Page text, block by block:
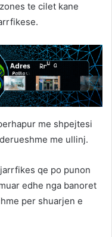
te cilet kane
me shpejtesi
me ullinj.
qe po punon
edhe nga banoret
per shuarjen e